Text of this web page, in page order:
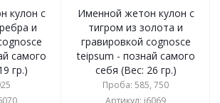
кулон с
и
самого
гр.)
Именной жетон кулон с
тигром из золота и
гравировкой сognosce
teipsum - познай самого
себя (Вес: 26 гр.)
Проба: 585, 750
Артикул: i6069